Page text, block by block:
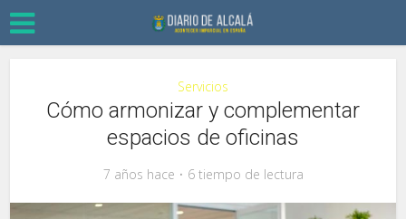
Servicios
Cómo armonizar y complementar
espacios de oficinas
7 años hace 6 tiempo de lectura